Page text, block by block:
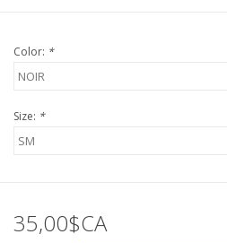
Color: *
Size: *
35,00$CA